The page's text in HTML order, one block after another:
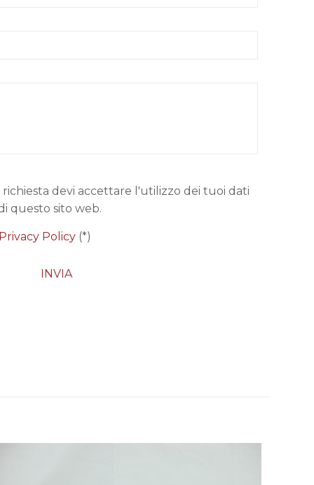
devi accettare l'utilizzo dei tuoi dati
questo sito web.
Privacy Policy(*)